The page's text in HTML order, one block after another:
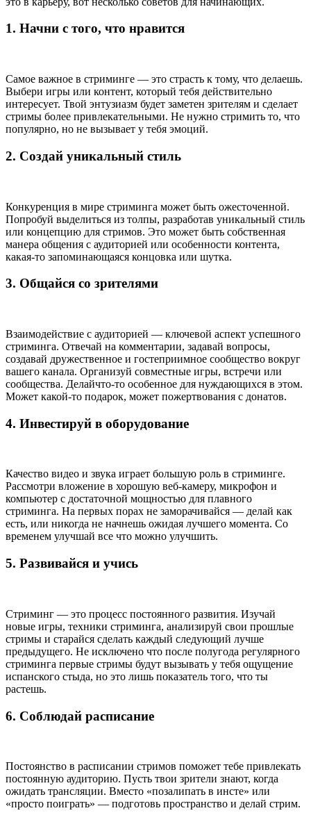
1. Начни с того, что нравится
Самое важное в стриминге — это страсть к тому, что делаешь.
Выбери игры или контент, который тебя действительно
интересует. Твой энтузиазм будет заметен зрителям и сделает
стримы более привлекательными. Не нужно стримить то, что
популярно, но не вызывает у тебя эмоций.
2. Создай уникальный стиль
Конкуренция в мире стриминга может быть ожесточенной.
Попробуй выделиться из толпы, разработав уникальный стиль
или концепцию для стримов. Это может быть собственная
манера общения с аудиторией или особенности контента,
какая-то запоминающаяся концовка или шутка.
3. Общайся со зрителями
Взаимодействие с аудиторией — ключевой аспект успешного
стриминга. Отвечай на комментарии, задавай вопросы,
создавай дружественное и гостеприимное сообщество вокруг
вашего канала. Организуй совместные игры, встречи или
сообщества. Делайчто-то особенное для нуждающихся в этом.
Может какой-то подарок, может пожертвования с донатов.
4. Инвестируй в оборудование
Качество видео и звука играет большую роль в стриминге.
Рассмотри вложение в хорошую веб-камеру, микрофон и
компьютер с достаточной мощностью для плавного
стриминга. На первых порах не заморачивайся — делай как
есть, или никогда не начнешь ожидая лучшего момента. Со
временем улучшай все что можно улучшить.
5. Развивайся и учись
Стриминг — это процесс постоянного развития. Изучай
новые игры, техники стриминга, анализируй свои прошлые
стримы и старайся сделать каждый следующий лучше
предыдущего. Не исключено что после полугода регулярного
стриминга первые стримы будут вызывать у тебя ощущение
испанского стыда, но это лишь показатель того, что ты
растешь.
6. Соблюдай расписание
Постоянство в расписании стримов поможет тебе привлекать
постоянную аудиторию. Пусть твои зрители знают, когда
ожидать трансляции. Вместо «позалипать в инсте» или
«просто поиграть» — подготовь пространство и делай стрим.